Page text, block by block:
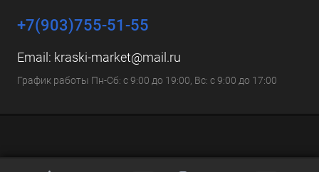
+7(903)755-51-55
Email: kraski-market@mail.ru
График работы Пн-Сб: с 9:00 до 19:00, Вс: с 9:00 до 17:00